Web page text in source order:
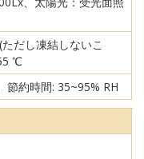
だし凍結しないこ
℃
節約時間: 35~95% RH